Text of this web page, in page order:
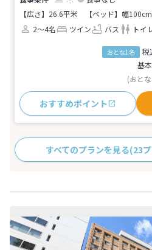
【広さ】26.6平米
【ベッド】幅
2～4名
ツイン バス トイ
おとな1名 税
基
(おと
おすすめポイント
すべてのプランを見る(23